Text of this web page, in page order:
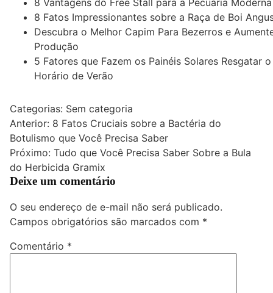
8 Vantagens do Free Stall para a Pecuária Moderna
8 Fatos Impressionantes sobre a Raça de Boi
Descubra o Melhor Capim Para Bezerros e
Produção
5 Fatores que Fazem os Painéis Solares Resgatar o
Horário de Verão
Categorias: Sem categoria
Navegação
de
Post
Anterior: 8 Fatos Cruciais sobre a Bactéria do
Botulismo que Você Precisa Saber
Próximo: Tudo que Você Precisa Saber Sobre a Bula
do Herbicida Gramix
Deixe um comentário
O seu endereço de e-mail não será publicado.
Campos obrigatórios são marcados com *
Comentário *